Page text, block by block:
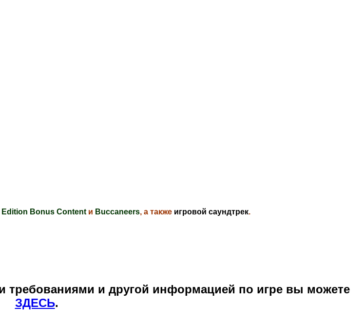
Edition Bonus Content и Buccaneers, а также игровой саундтрек.
требованиями и другой информацией по игре вы можете
ЗДЕСЬ.